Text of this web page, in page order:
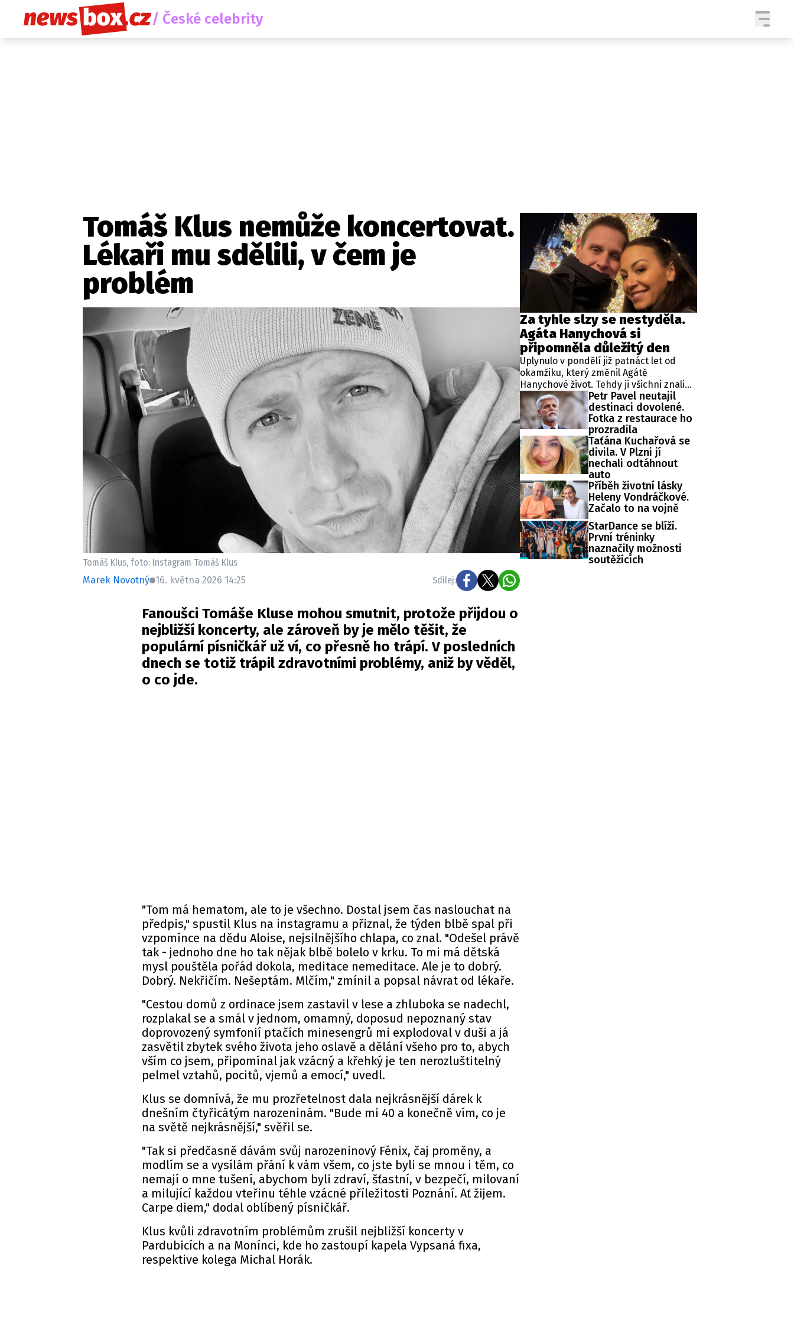
/ České celebrity
Etický kodex Redakce Kontakt Vydavatel Inzerce Osobní údaje / Cookies
Provozovatelem serveru newsbox.cz je INCORP MEDIA GROUP s.r.o., IČ: 118 23 054
SLEDUJTE NÁS NA
Zaznamenali jste událost? Máte pro nás důležitou zprávu, příběh, fotografie, videa?
Pošlete nám mail na:redakce@newsbox.cz
Nejlepší z vás odměníme
Tomáš Klus nemůže koncertovat.
Lékaři mu sdělili, v čem je
problém
Tomáš Klus, foto: Instagram Tomáš Klus
Marek Novotný 16. května 2026 14:25 Sdílej:
Fanoušci Tomáše Kluse mohou smutnit, protože přijdou o
nejbližší koncerty, ale zároveň by je mělo těšit, že
populární písničkář už ví, co přesně ho trápí. V posledních
dnech se totiž trápil zdravotními problémy, aniž by věděl,
o co jde.
"Tom má hematom, ale to je všechno. Dostal jsem čas naslouchat na
předpis," spustil Klus na instagramu a přiznal, že týden blbě spal při
vzpomínce na dědu Aloise, nejsilnějšího chlapa, co znal. "Odešel právě
tak - jednoho dne ho tak nějak blbě bolelo v krku. To mi má dětská
mysl pouštěla pořád dokola, meditace nemeditace. Ale je to dobrý.
Dobrý. Nekřičím. Nešeptám. Mlčím," zmínil a popsal návrat od lékaře.
"Cestou domů z ordinace jsem zastavil v lese a zhluboka se nadechl,
rozplakal se a smál v jednom, omamný, doposud nepoznaný stav
doprovozený symfonií ptačích minesengrů mi explodoval v duši a já
zasvětil zbytek svého života jeho oslavě a dělání všeho pro to, abych
vším co jsem, připomínal jak vzácný a křehký je ten nerozluštitelný
pelmel vztahů, pocitů, vjemů a emocí," uvedl.
Klus se domnívá, že mu prozřetelnost dala nejkrásnější dárek k
dnešním čtyřicátým narozeninám. "Bude mi 40 a konečně vím, co je
na světě nejkrásnější," svěřil se.
"Tak si předčasně dávám svůj narozeninový Fénix, čaj proměny, a
modlím se a vysílám přání k vám všem, co jste byli se mnou i těm, co
nemají o mne tušení, abychom byli zdraví, šťastní, v bezpečí, milovaní
a milující každou vteřinu téhle vzácné příležitosti Poznání. Ať žijem.
Carpe diem," dodal oblíbený písničkář.
Klus kvůli zdravotním problémům zrušil nejbližší koncerty v
Pardubicích a na Monínci, kde ho zastoupí kapela Vypsaná fixa,
respektive kolega Michal Horák.
Za tyhle slzy se nestyděla.
Agáta Hanychová si
připomněla důležitý den
Uplynulo v pondělí již patnáct let od
okamžiku, který změnil Agátě
Hanychové život. Tehdy ji všichni znali
jako rebelku ze stránek bulvárních
médií. Jenže v létě 2011 se začal psát
docela jiný životní příběh.
Petr Pavel neutajil
destinaci dovolené.
Fotka z restaurace ho
prozradila
Taťána Kuchařová se
divila. V Plzni jí
nechali odtáhnout
auto
Příběh životní lásky
Heleny Vondráčkové.
Začalo to na vojně
StarDance se blíží.
První tréninky
naznačily možnosti
soutěžících